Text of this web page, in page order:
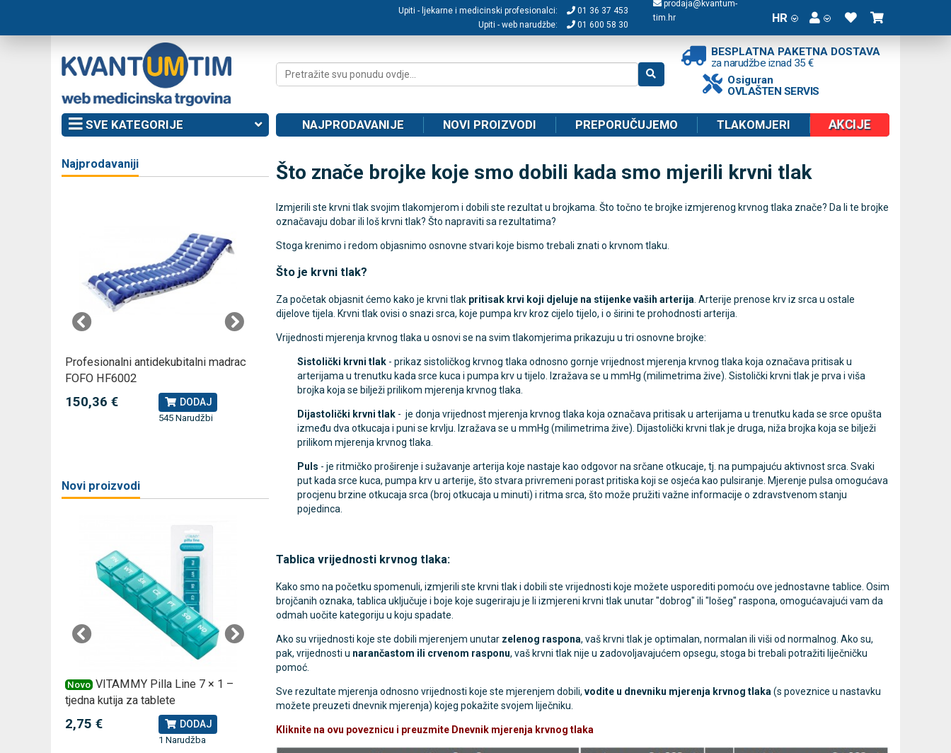
Upiti - ljekarne i medicinski profesionalci:
01 36 37 453
Upiti - web narudžbe:
01 600 58 30
prodaja@kvantum-
tim.hr
HR
BESPLATNA PAKETNA DOSTAVA
za narudžbe iznad 35 €
Osiguran
OVLAŠTEN SERVIS
SVE KATEGORIJE NAJPRODAVANIJE NOVI PROIZVODI PREPORUČUJEMO TLAKOMJERI AKCIJE
Što znače brojke koje smo dobili kada smo mjerili krvni tlak
Izmjerili ste krvni tlak svojim tlakomjerom i dobili ste rezultat u brojkama. Što točno te brojke izmjerenog krvnog tlaka znače? Da li te brojke
označavaju dobar ili loš krvni tlak? Što napraviti sa rezultatima?
Stoga krenimo i redom objasnimo osnovne stvari koje bismo trebali znati o krvnom tlaku.
Što je krvni tlak?
Za početak objasnit ćemo kako je krvni tlak pritisak krvi koji djeluje na stijenke vaših arterija . Arterije prenose krv iz srca u ostale
dijelove tijela. Krvni tlak ovisi o snazi srca, koje pumpa krv kroz cijelo tijelo, i o širini te prohodnosti arterija.
Vrijednosti mjerenja krvnog tlaka u osnovi se na svim tlakomjerima prikazuju u tri osnovne brojke:
Sistolički krvni tlak- prikaz sistoličkog krvnog tlaka odnosno gornje vrijednost mjerenja krvnog tlaka koja označava pritisak u
arterijama u trenutku kada srce kuca i pumpa krv u tijelo. Izražava se u mmHg (milimetrima žive). Sistolički krvni tlak je prva i viša
brojka koja se bilježi prilikom mjerenja krvnog tlaka.
Dijastolički krvni tlak- je donja vrijednost mjerenja krvnog tlaka koja označava pritisak u arterijama u trenutku kada se srce opušta
između dva otkucaja i puni se krvlju. Izražava se u mmHg (milimetrima žive). Dijastolički krvni tlak je druga, niža brojka koja se bilježi
prilikom mjerenja krvnog tlaka.
Puls - je ritmičko proširenje i sužavanje arterija koje nastaje kao odgovor na srčane otkucaje, tj. na pumpajuću aktivnost srca. Svaki
put kada srce kuca, pumpa krv u arterije, što stvara privremeni porast pritiska koji se osjeća kao pulsiranje. Mjerenje pulsa omogućava
procjenu brzine otkucaja srca (broj otkucaja u minuti) i ritma srca, što može pružiti važne informacije o zdravstvenom stanju
pojedinca.
Tablica vrijednosti krvnog tlaka:
Kako smo na početku spomenuli, izmjerili ste krvni tlak i dobili ste vrijednosti koje možete usporediti pomoću ove jednostavne tablice. Osim
brojčanih oznaka, tablica uključuje i boje koje sugeriraju je li izmjereni krvni tlak unutar "dobrog" ili "lošeg" raspona, omogućavajući vam da
odmah uočite kategoriju u koju spadate.
Ako su vrijednosti koje ste dobili mjerenjem unutar zelenog raspona, vaš krvni tlak je optimalan, normalan ili viši od normalnog. Ako su,
pak, vrijednosti u narančastom ili crvenom rasponu, vaš krvni tlak nije u zadovoljavajućem opsegu, stoga bi trebali potražiti liječničku
pomoć.
Sve rezultate mjerenja odnosno vrijednosti koje ste mjerenjem dobili, vodite u dnevniku mjerenja krvnog tlaka (s poveznice u nastavku
možete preuzeti dnevnik mjerenja) kojeg pokažite svojem liječniku.
Kliknite na ovu poveznicu i preuzmite Dnevnik mjerenja krvnog tlaka
Najprodavaniji
Profesionalni antidekubitalni madrac
FOFO HF6002
150,36 € DODAJ
545 Narudžbi
Profesionalni kompresorski inhalator
Rossmax NB-500
494 Narudžbe
15 Recenzija
Rossmax X5 tlakomjer za nadlakticu
2489 Narudžbi
57 Recenzija
Jastuk protiv hemoroida promjera
45cm
100 Narudžbi
Novi proizvodi
Novo VITAMMY Pilla Line 7 × 1 –
tjedna kutija za tablete
2,75 € DODAJ
1 Narudžba
kutija za tablete
10,74 € DODAJ
za nadlakticu s EKG-om
107,50 €
MESI mTABLET torba -
prijenosna torba za dijagnostički
013637453